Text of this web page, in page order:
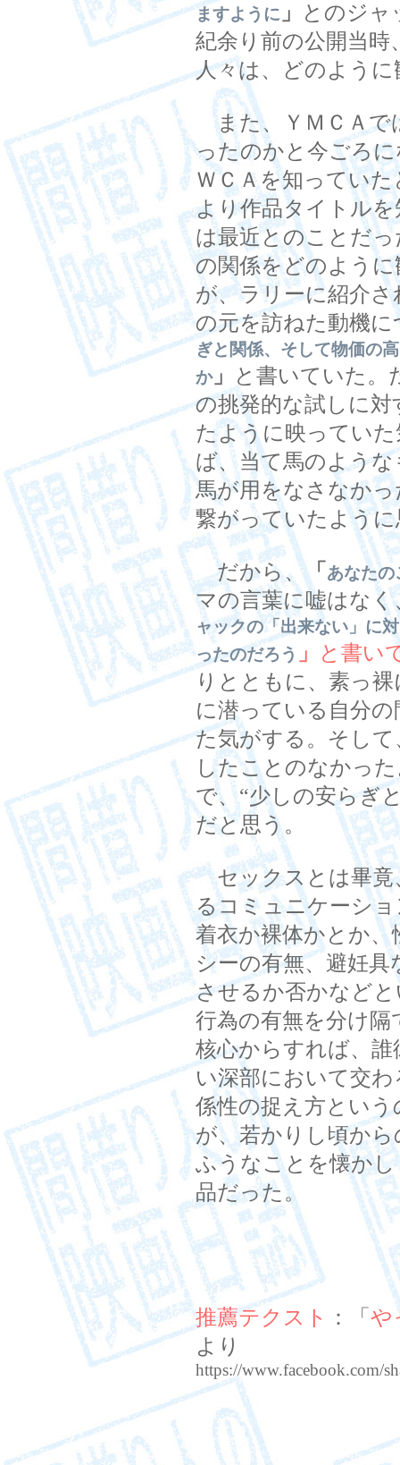
ますように 」
とのジャ
紀余り前の公開当時
人々は、どのよう
また、ＹＭＣＡで
ったのかと今ごろ
ＷＣＡを知ってい
より作品タイトル
は最近とのことだ
の関係をどのよう
が、ラリーに紹介
の元を訪ねた動機に
ぎと関係、そして物価の
か」
と書いていた。
の挑発的な試しに
たように映ってい
ば、当て馬のよう
馬が用をなさなか
繋がっていたように
だから、「 あなたの
マの言葉に嘘はなく
ャックの「出来ない」に
ったのだろう 」
と書い
りとともに、素っ
に潜っている自分
た気がする。そし
したことのなかっ
で、“少しの安らぎ
だと思う。
セックスとは畢竟
るコミュニケーシ
着衣か裸体かとか
シーの有無、避妊
させるか否かなど
行為の有無を分け
核心からすれば、
い深部において交
係性の捉え方とい
が、若かりし頃か
ふうなことを懐か
品だった。
推薦テクスト ：「 や
より
https://www.facebook.com/